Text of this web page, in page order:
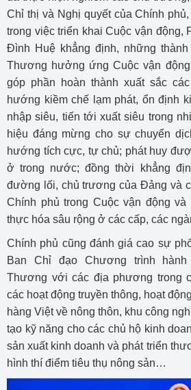
Chỉ thị và Nghị quyết của Chính
trong việc triển khai Cuộc vận động,
Đình Huệ khẳng định, những
Thương hưởng ứng Cuộc vận
góp phần hoàn thành xuất sắc
hướng kiềm chế lạm phát, ổn định
nhập siêu, tiến tới xuất siêu trong
hiệu đáng mừng cho sự chuyển
hướng tích cực, tự chủ; phát huy
ở trong nước; đồng thời khẳng
đường lối, chủ trương của Đảng và
Chính phủ trong Cuộc vận động
thực hóa sâu rộng ở các cấp, các
Chính phủ cũng đánh giá cao sự
Ban Chỉ đạo Chương trình
Thương với các địa phương trong
các hoạt động truyền thông, hoạt
hàng Việt về nông thôn, khu công
tạo kỹ năng cho các chủ hộ kinh
sản xuất kinh doanh và phát triển
hình thí điểm tiêu thụ nông sản…